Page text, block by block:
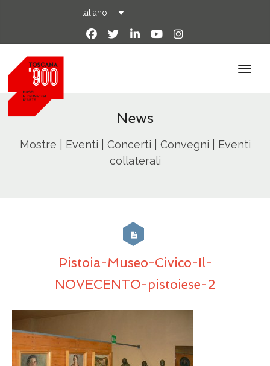
Italiano
News
Mostre | Eventi | Concerti | Convegni | Eventi
collaterali
Pistoia-Museo-Civico-Il-
NOVECENTO-pistoiese-2